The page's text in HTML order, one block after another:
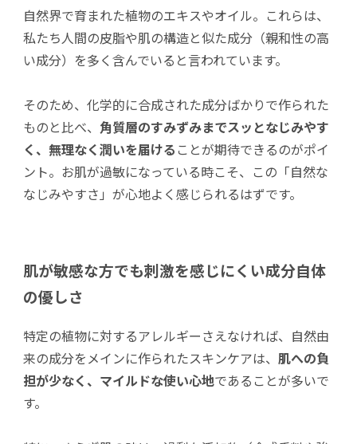
自然界で育まれた植物のエキスやオイル。これらは、
私たち人間の皮脂や肌の構造と似た成分（親和性の高
い成分）を多く含んでいると言われています。
そのため、化学的に合成された成分ばかりで作られた
ものと比べ、 角質層のすみずみまでスッとなじみやす
く、無理なく潤いを届ける ことが期待できるのがポイ
ント。お肌が過敏になっている時こそ、この「自然な
なじみやすさ」が心地よく感じられるはずです。
肌が敏感な方でも刺激を感じにくい成分自体
の優しさ
特定の植物に対するアレルギーさえなければ、自然由
来の成分をメインに作られたスキンケアは、 肌への負
担が少なく、マイルドな使い心地であることが多いで
す。